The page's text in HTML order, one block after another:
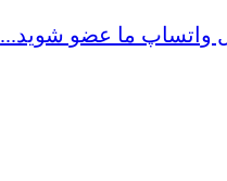
واتساپ ما عضو شوید...